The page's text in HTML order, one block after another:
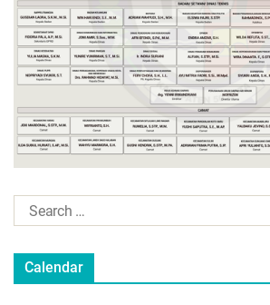
Calendar